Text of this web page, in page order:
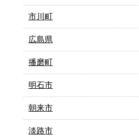
市川町
広島県
播磨町
明石市
朝来市
淡路市